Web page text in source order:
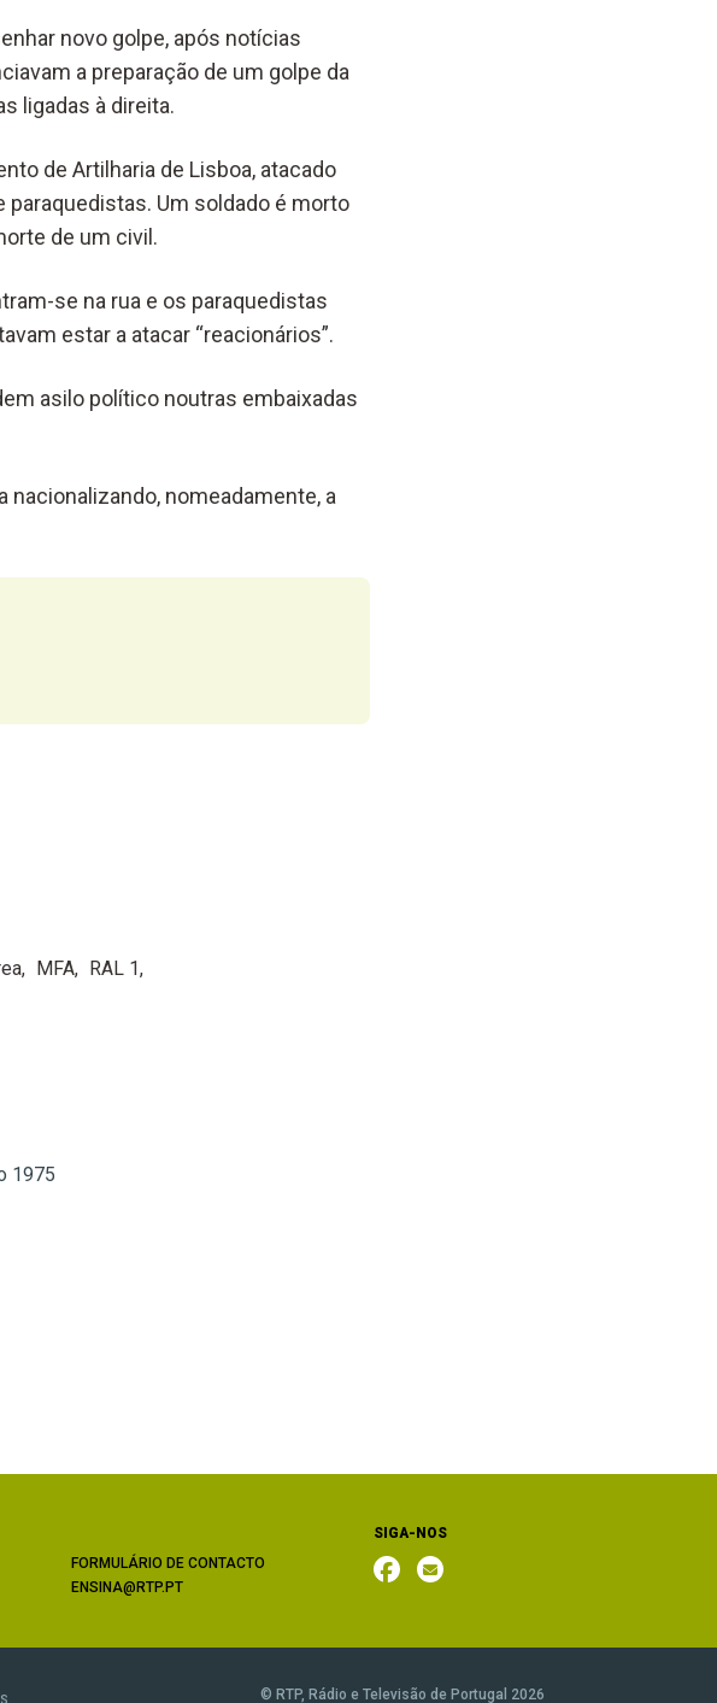
novo golpe, após notícias
a preparação de um golpe da
ligadas à direita.
de Artilharia de Lisboa, atacado
paraquedistas. Um soldado é morto
de um civil.
se na rua e os paraquedistas
estar a atacar “reacionários”.
asilo político noutras embaixadas
nomeadamente, a
MFA
RAL 1
1975
FORMULÁRIO DE CONTACTO
ENSINA@RTP.PT
SIGA-NOS
© RTP, Rádio e Televisão de Portugal 2026